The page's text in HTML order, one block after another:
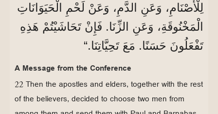
لِلْأَصْنَامِ، وَعَنِ الدَّمِ، وَعَنْ لَحْمِ الْحَيَوَانَاتِ
الْمَخْنُوقَةِ، وَعَنِ الزِّنَا. فَإِنْ تَحَاشَيْتُمْ هَذِهِ
تَفْعَلُونَ حَسَنًا. مَعَ تَحِيَّاتِنَا.“
A Message from the Conference
22 Then the apostles and elders, together with the rest
of the believers, decided to choose two men from